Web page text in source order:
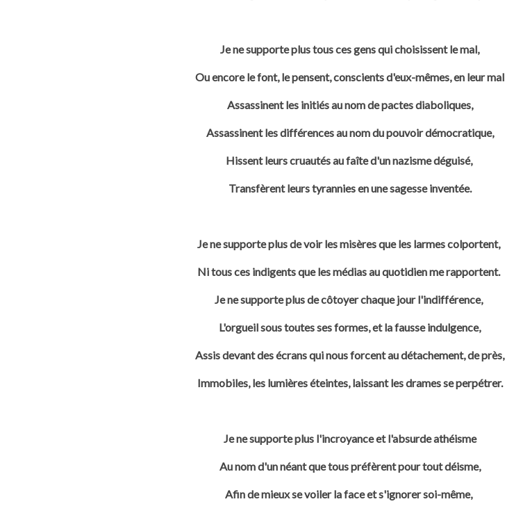
Je ne supporte plus tous ces gens qui choisissent le mal,
Ou encore le font, le pensent, conscients d'eux-mêmes, en leur mal
Assassinent les initiés au nom de pactes diaboliques,
Assassinent les différences au nom du pouvoir démocratique,
Hissent leurs cruautés au faîte d'un nazisme déguisé,
Transfèrent leurs tyrannies en une sagesse inventée.
Je ne supporte plus de voir les misères que les larmes colportent,
Ni tous ces indigents que les médias au quotidien me rapportent.
Je ne supporte plus de côtoyer chaque jour l'indifférence,
L'orgueil sous toutes ses formes, et la fausse indulgence,
Assis devant des écrans qui nous forcent au détachement, de près,
Immobiles, les lumières éteintes, laissant les drames se perpétrer.
Je ne supporte plus l'incroyance et l'absurde athéisme
Au nom d'un néant que tous préfèrent pour tout déisme,
Afin de mieux se voiler la face et s'ignorer soi-même,